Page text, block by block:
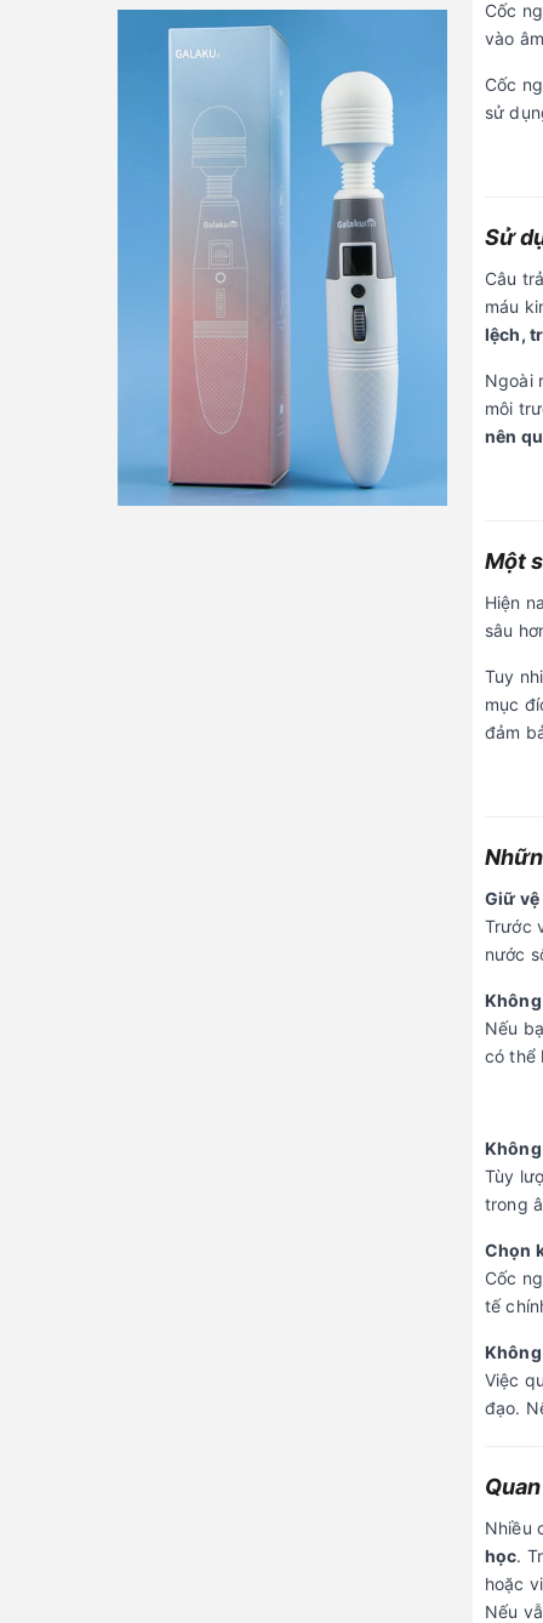
Cốc
vào
Cốc
sử
Sử
Câu
máu
lệch,
Ngoài
môi
nên
Một
Hiện
sâu
Tuy
mục
đảm
Giữ
Trước
nước
Nếu
có thể
Tùy
trong
Chọn
Cốc
tế
Việc
đạo.
Nhiều
học.
hoặc
Nếu